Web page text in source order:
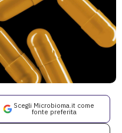
Scegli Microbioma.it come
fonte preferita